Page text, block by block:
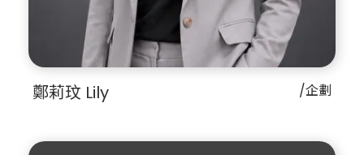
鄭莉玟 Lily /企劃